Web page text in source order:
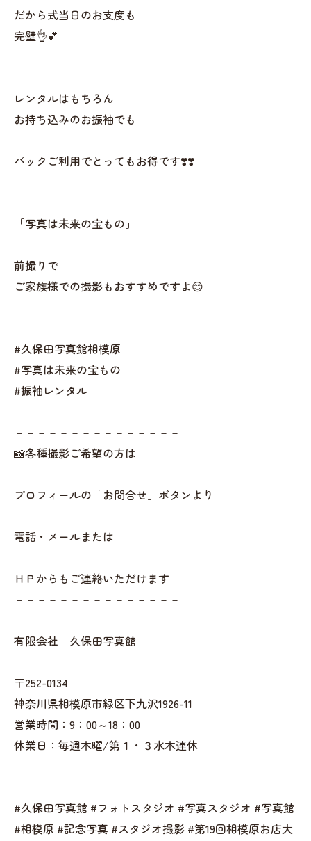
だから式当日のお支度も
完璧👌💕
レンタルはもちろん
お持ち込みのお振袖でも
パックご利用でとってもお得です❣️❣️
「写真は未来の宝もの」
前撮りで
ご家族様での撮影もおすすめですよ😊
#久保田写真館相模原
#写真は未来の宝もの
#振袖レンタル
－－－－－－－－－－－－－－－
📸各種撮影ご希望の方は
プロフィールの「お問合せ」ボタンより
電話・メールまたは
ＨＰからもご連絡いただけます
－－－－－－－－－－－－－－－
有限会社 久保田写真館
〒252-0134
神奈川県相模原市緑区下九沢1926-11
営業時間：9：00～18：00
休業日：毎週木曜/第１・３水木連休
#久保田写真館 #フォトスタジオ #写真スタジオ #写真館
#相模原 #記念写真 #スタジオ撮影 #第19回相模原お店大